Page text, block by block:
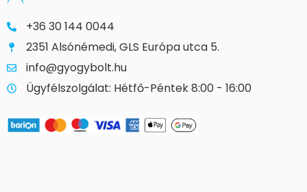
+36 30 144 0044
2351 Alsónémedi, GLS Európa utca 5.
info@gyogybolt.hu
Ügyfélszolgálat: Hétfő-Péntek 8:00 - 16:00